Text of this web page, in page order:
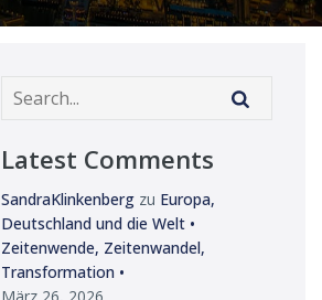
Latest Comments
SandraKlinkenberg zu Europa,
Deutschland und die Welt •
Zeitenwende, Zeitenwandel,
Transformation •